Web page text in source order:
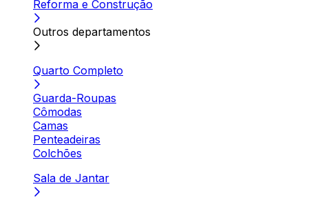
Reforma e Construção
Outros departamentos
Quarto Completo
Guarda-Roupas
Cômodas
Camas
Penteadeiras
Colchões
Sala de Jantar